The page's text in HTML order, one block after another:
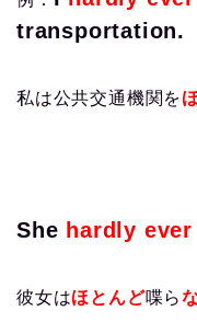
transportation.
私は公共交通機関を
She hardly ever
彼女はほとんど喋ら